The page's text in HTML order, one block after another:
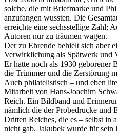
solche, die mit Briefmarke und
anzufangen wussten. Die
erreichte eine sechsstellige Zahl;
Autoren nur zu träumen wagen.
Der zu Ehrende behielt sich aber
Verwirklichung als Spätwerk und
Er hatte noch als 1930 geborener
die Trümmer und die Zerstörung
Auch philatelistisch – und eben
Mitarbeit von Hans-Joachim
Reich. Ein Bildband und
nämlich die der Probedrucke und
Dritten Reiches, die es – selbst in
nicht gab. Jakubek wurde für sein